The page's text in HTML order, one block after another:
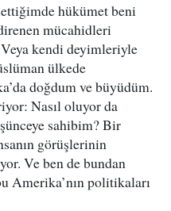
hükümet beni
mücahidleri
kendi deyimleriyle
ülkede
doğdum ve büyüdüm.
Nasıl oluyor da
sahibim? Bir
görüşlerinin
Ve ben de bundan
Amerika’nın politikaları